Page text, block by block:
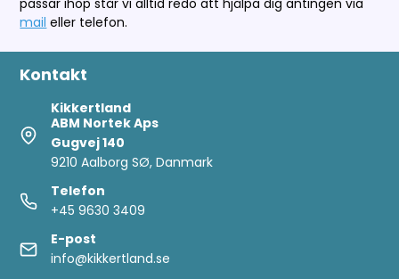
passar ihop står vi alltid redo att hjälpa dig antingen via
mail eller telefon.
Kontakt
Kikkertland
ABM Nortek Aps
Gugvej 140
9210 Aalborg SØ, Danmark
Telefon
+45 9630 3409
E-post
info@kikkertland.se